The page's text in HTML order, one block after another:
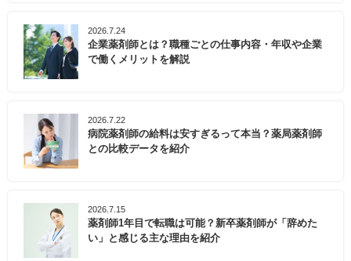
2026.7.24
企業薬剤師とは？職種ごとの仕事内容・年収や企業
で働くメリットを解説
2026.7.22
病院薬剤師の給料は安すぎるって本当？薬局薬剤師
との比較データを紹介
2026.7.15
薬剤師1年目で転職は可能？新卒薬剤師が「辞めた
い」と感じる主な理由を紹介